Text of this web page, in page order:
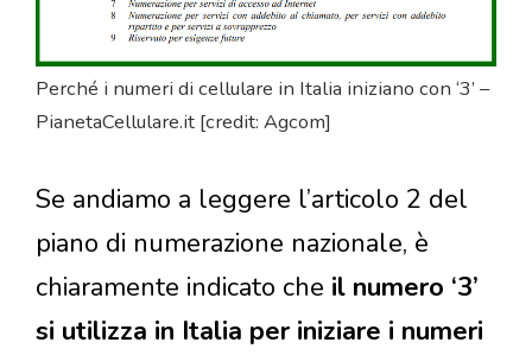
Perché i numeri di cellulare in Italia iniziano con ‘3’ –
PianetaCellulare.it [credit: Agcom]
Se andiamo a leggere l’articolo 2 del
piano di numerazione nazionale, è
chiaramente indicato che il numero ‘3’
si utilizza in Italia per iniziare i numeri